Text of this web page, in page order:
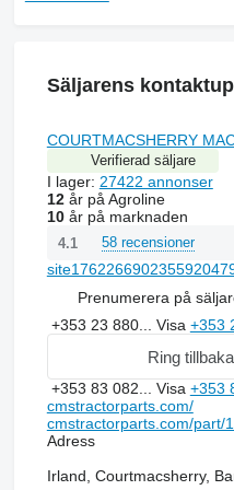
Säljarens
COURTMACSHERRY
Verifierad säljare
I lager: 27422 annonser
12år på Agroline
10år på marknaden
4.1 58 recensioner
Prenumerera på
+353 23 880... Visa +353
Ring tillbaka
+353 83 082... Visa +353
cmstractorparts.com/
cmstractorparts.com/part/
Adress
Irland, Courtmacsherry,